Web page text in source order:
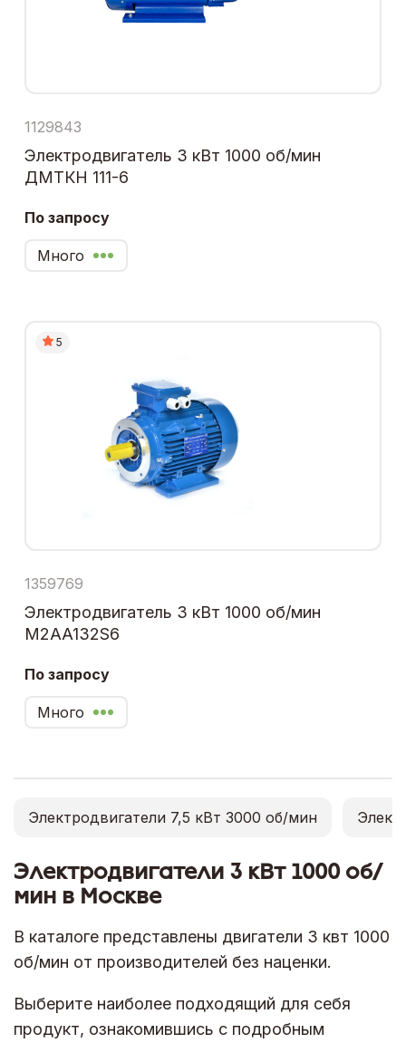
1129843
Электродвигатель 3 кВт 1000 об/мин
ДМТКН 111-6
По запросу
Много
5
1359769
Электродвигатель 3 кВт 1000 об/мин
M2AA132S6
По запросу
Много
Электродвигатели 7,5 кВт 3000 об/мин
Электродвигатели 3 кВт 1000 об/
мин в Москве
В каталоге представлены двигатели 3 квт 1000
об/мин от производителей без наценки.
Выберите наиболее подходящий для себя
продукт, ознакомившись с подробным